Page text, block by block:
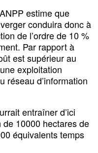
estime que
conduira donc à
de l’ordre de 10 %
Par rapport à
est supérieur au
exploitation
réseau d’information
entraîner d’ici
10000 hectares de
équivalents temps